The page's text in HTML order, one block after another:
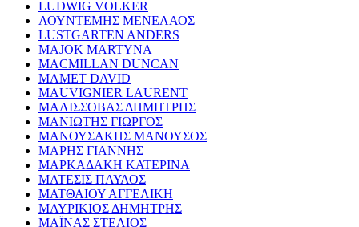
LUDWIG VOLKER
ΛΟΥΝΤΕΜΗΣ ΜΕΝΕΛΑΟΣ
LUSTGARTEN ANDERS
MAJOK MARTYNA
MACMILLAN DUNCAN
MAMET DAVID
MAUVIGNIER LAURENT
ΜΑΛΙΣΣΟΒΑΣ ΔΗΜΗΤΡΗΣ
ΜΑΝΙΩΤΗΣ ΓΙΩΡΓΟΣ
ΜΑΝΟΥΣΑΚΗΣ ΜΑΝΟΥΣΟΣ
ΜΑΡΗΣ ΓΙΑΝΝΗΣ
ΜΑΡΚΑΔΑΚΗ ΚΑΤΕΡΙΝΑ
ΜΑΤΕΣΙΣ ΠΑΥΛΟΣ
ΜΑΤΘΑΙΟΥ ΑΓΓΕΛΙΚΗ
ΜΑΥΡΙΚΙΟΣ ΔΗΜΗΤΡΗΣ
ΜΑΪΝΑΣ ΣΤΕΛΙΟΣ